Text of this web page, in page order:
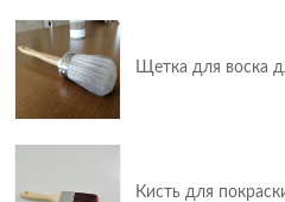
Щетка для воска
Кисть для